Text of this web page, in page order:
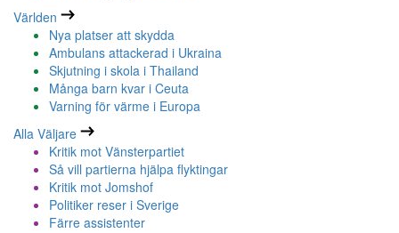
Världen
Nya platser att skydda
Ambulans attackerad i Ukraina
Skjutning i skola i Thailand
Många barn kvar i Ceuta
Varning för värme i Europa
Alla Väljare
Kritik mot Vänsterpartiet
Så vill partierna hjälpa flyktingar
Kritik mot Jomshof
Politiker reser i Sverige
Färre assistenter